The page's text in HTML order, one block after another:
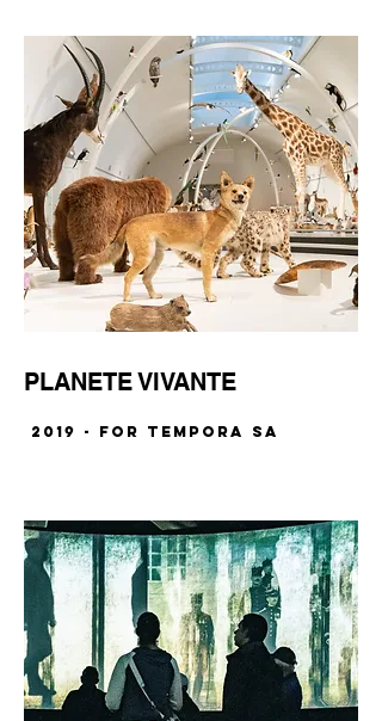
PLANETE VIVANTE
2019 - for TEMPORA SA